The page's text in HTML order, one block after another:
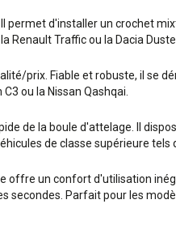
d'installer un crochet
Renault Traffic ou la Dacia
prix. Fiable et robuste, il se
ou la Nissan Qashqai.
de la boule d'attelage. Il
de classe supérieure tels
un confort d'utilisation
Parfait pour les